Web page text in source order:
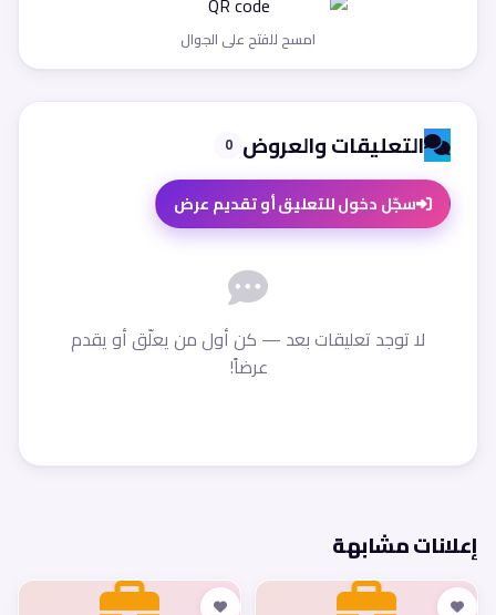
امسح للفتح على الجوال
التعليقات والعروض 0
سجّل دخول للتعليق أو تقديم عرض
لا توجد تعليقات بعد — كن أول من يعلّق أو يقدم
عرضاً!
إعلانات مشابهة